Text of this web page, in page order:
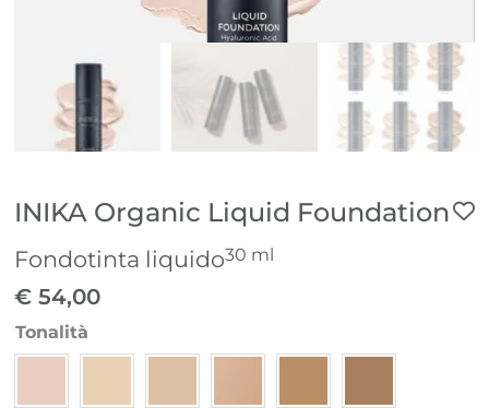
INIKA Organic Liquid Foundation
Fondotinta liquido30 ml
€ 54,00
Tonalità